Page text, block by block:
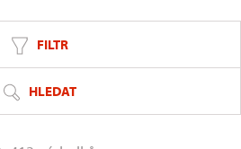
FILTR
HLEDAT